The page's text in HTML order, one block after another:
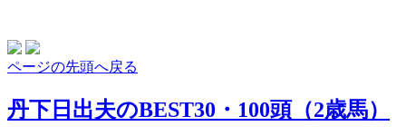
ページの先頭へ戻る
丹下日出夫のBEST30・100頭（2歳馬）